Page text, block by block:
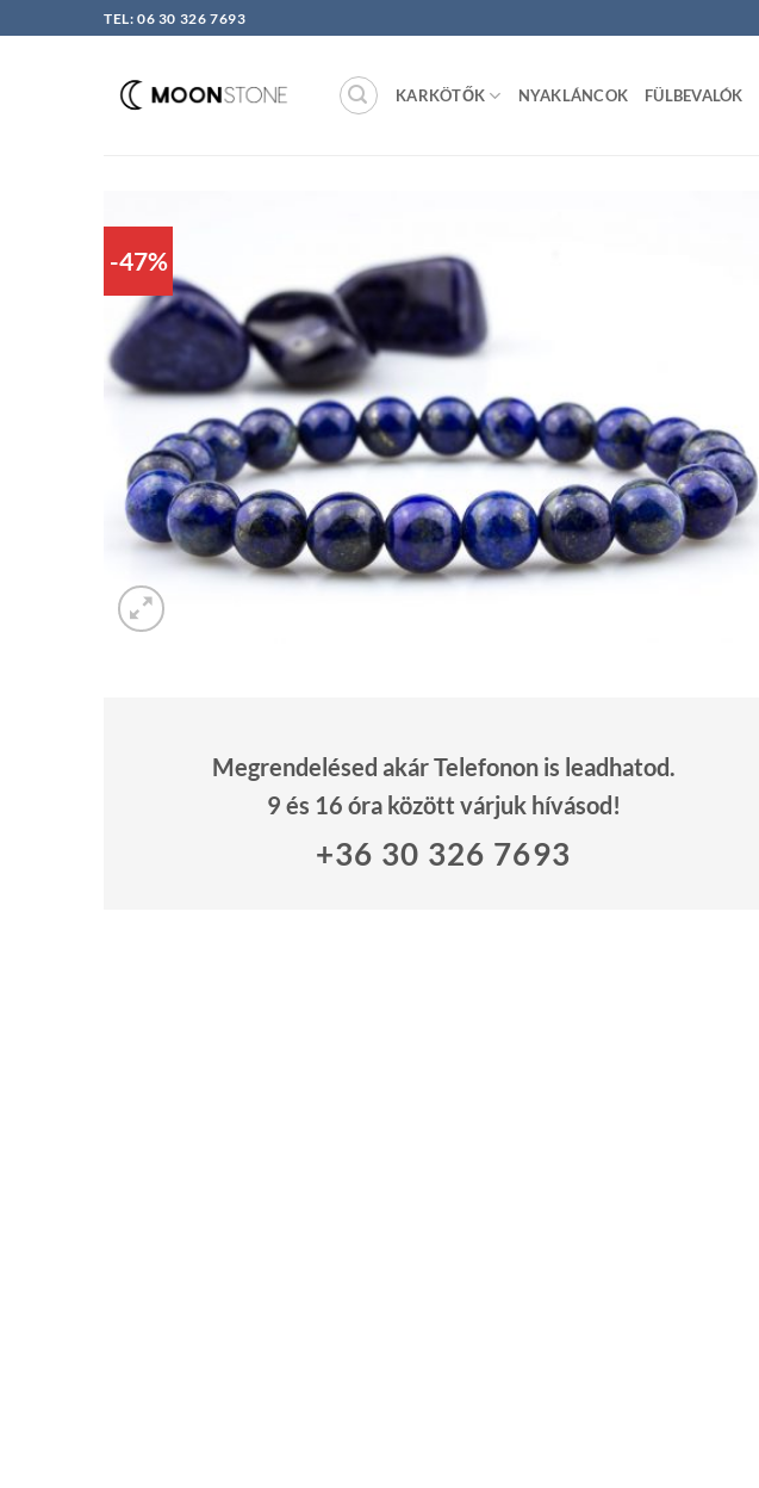
to
TEL: 06 30 326 7693
KARKÖTŐK NYAKLÁNCOK FÜLBEVALÓK
-47%
Megrendelésed akár Telefonon is leadhatod.
9 és 16 óra között várjuk hívásod!
+36 30 326 7693